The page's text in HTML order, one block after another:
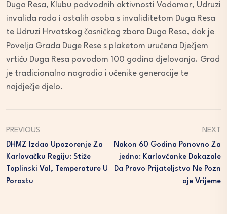
Duga Resa, Klubu podvodnih aktivnosti Vodomar, Udruzi
invalida rada i ostalih osoba s invaliditetom Duga Resa
te Udruzi Hrvatskog časničkog zbora Duga Resa, dok je
Povelja Grada Duge Rese s plaketom uručena Dječjem
vrtiću Duga Resa povodom 100 godina djelovanja. Grad
je tradicionalno nagradio i učenike generacije te
najdječje djelo.
PREVIOUS
DHMZ Izdao Upozorenje Za
Karlovačku Regiju: Stiže
Toplinski Val, Temperature U
Porastu
NEXT
Nakon 60 Godina Ponovno Za
Jedno: Karlovčanke Dokazale
Da Pravo Prijateljstvo Ne Pozn
Aje Vrijeme